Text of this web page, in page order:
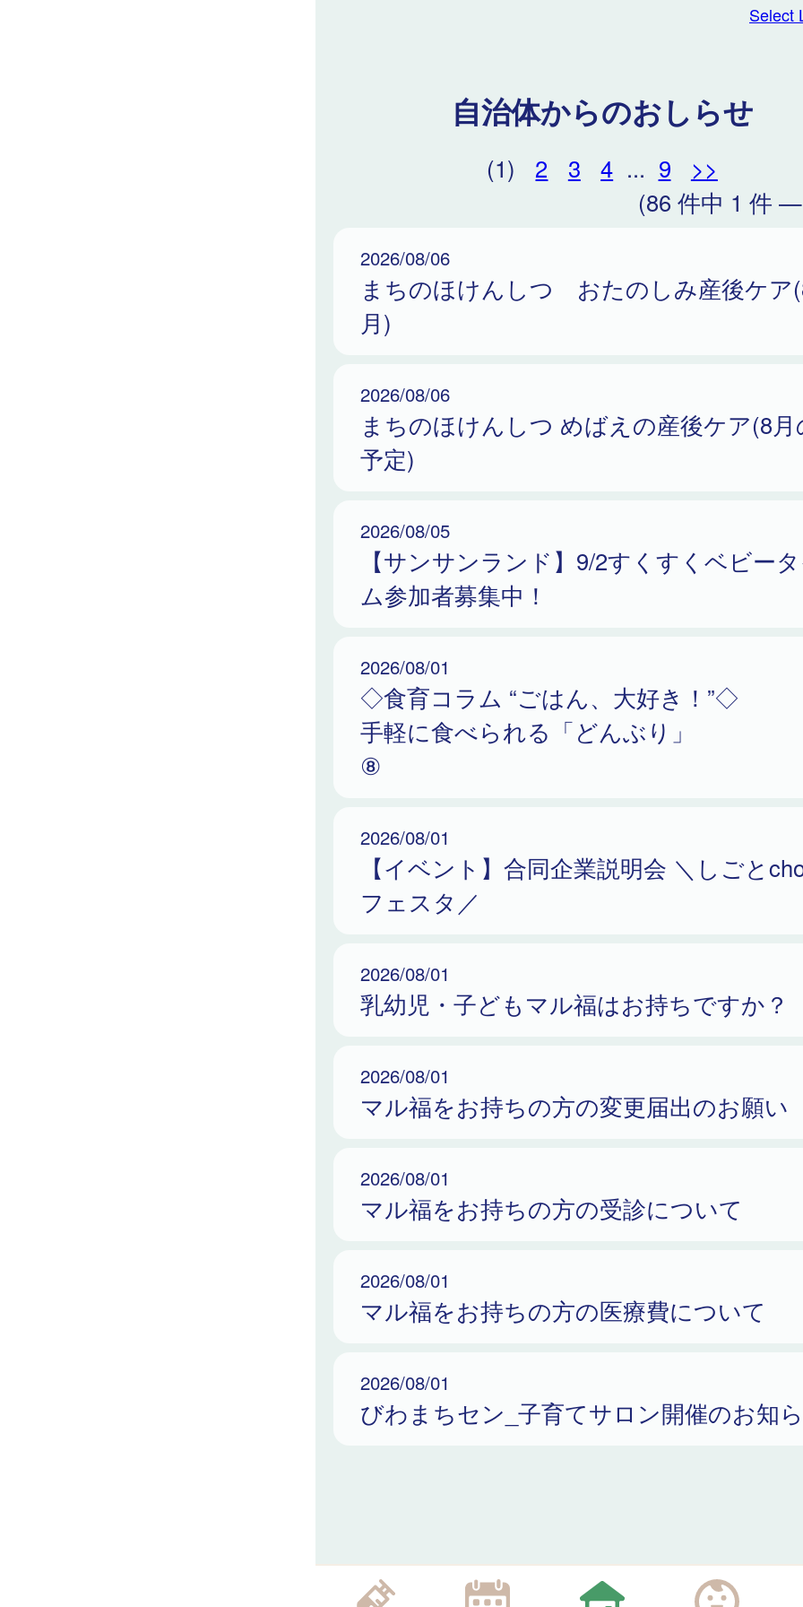
Select
自治体からのおしらせ
(1) 2 3 4 ... 9
>>
(86 件中 1 件
2026/08/06
まちのほけんしつ おたのしみ産後ケア
月)
2026/08/06
まちのほけんしつ めばえの産後ケア(8月
予定)
2026/08/05
【サンサンランド】9/2すくすくベビー
ム参加者募集中！
2026/08/01
◇食育コラム “ごはん、大好き！”◇
手軽に食べられる「どんぶり」
⑧
2026/08/01
【イベント】合同企業説明会 ＼しごと
フェスタ／
2026/08/01
乳幼児・子どもマル福はお持ちですか？
2026/08/01
マル福をお持ちの方の変更届出のお願い
2026/08/01
マル福をお持ちの方の受診について
2026/08/01
マル福をお持ちの方の医療費について
2026/08/01
びわまちセン_子育てサロン開催のお知